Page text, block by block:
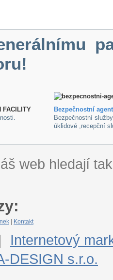
FACILITY
Bezpečnostní
Bezpečnostní
úklidové ,recepční
web hledají
Kontakt
|
Internetový
DESIGN s.r.o.